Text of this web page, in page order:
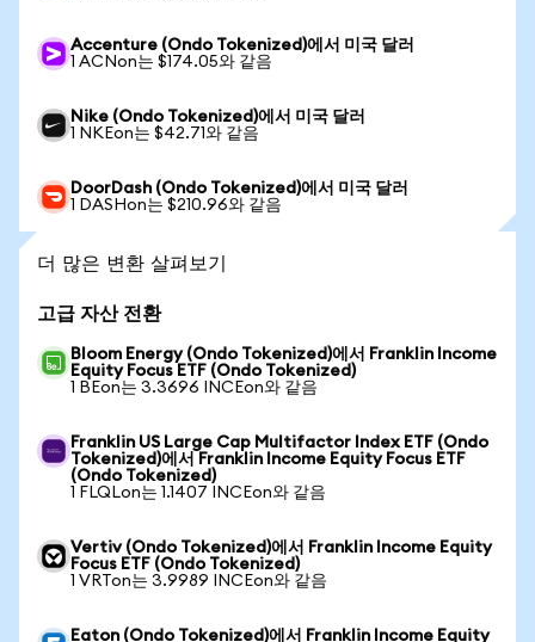
Accenture (Ondo Tokenized)에서 미국 달러
1 ACNon는 $174.05와 같음
Nike (Ondo Tokenized)에서 미국 달러
1 NKEon는 $42.71와 같음
DoorDash (Ondo Tokenized)에서 미국 달러
1 DASHon는 $210.96와 같음
더 많은 변환 살펴보기
고급 자산 전환
Bloom Energy (Ondo Tokenized)에서 Franklin Income
Equity Focus ETF (Ondo Tokenized)
1 BEon는 3.3696 INCEon와 같음
Franklin US Large Cap Multifactor Index ETF (Ondo
Tokenized)에서 Franklin Income Equity Focus ETF
(Ondo Tokenized)
1 FLQLon는 1.1407 INCEon와 같음
Vertiv (Ondo Tokenized)에서 Franklin Income Equity
Focus ETF (Ondo Tokenized)
1 VRTon는 3.9989 INCEon와 같음
Eaton (Ondo Tokenized)에서 Franklin Income Equity